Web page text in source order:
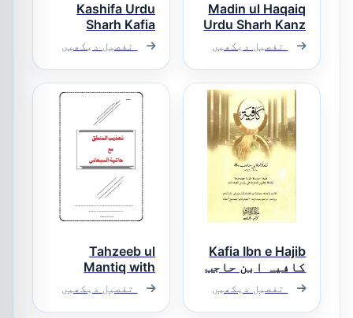
Madin ul Haqaiq
Urdu Sharh Kanz
ud Daqaiq معدن
الحقائق اردو
شرح کنز
الدقائق
تفصیل دیکھیں
Kashifa Urdu
Sharh Kafia
Morab کاشفہ
اردو شرح کافیہ
معرب
تفصیل دیکھیں
Kafia Ibn e Hajib
کافیہ ابن حاجب
تفصیل دیکھیں
Tahzeeb ul
Mantiq with
Hashiya Asjad
Subhani تہذیب
المنطق مع
تفصیل دیکھیں